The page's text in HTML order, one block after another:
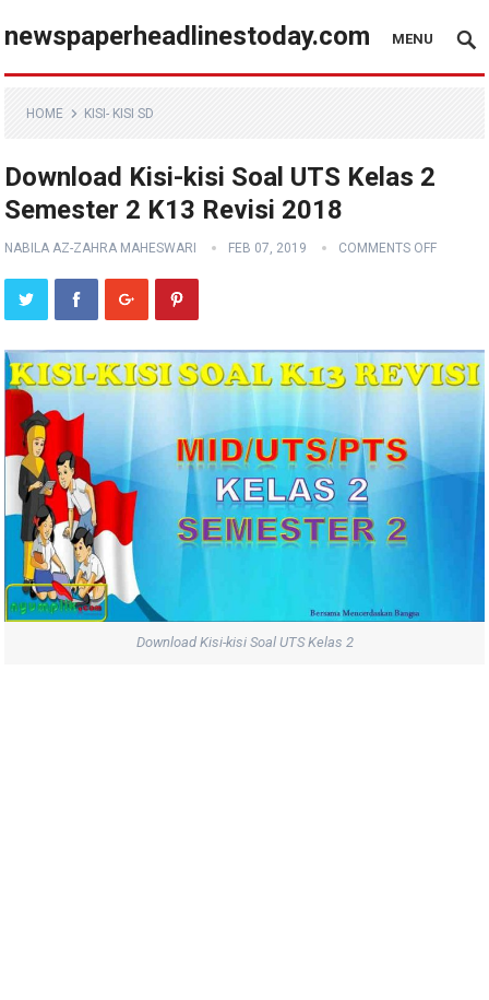
newspaperheadlinestoday.com MENU
HOME KISI- KISI SD
Download Kisi-kisi Soal UTS Kelas 2
Semester 2 K13 Revisi 2018
NABILA AZ-ZAHRA MAHESWARI FEB 07, 2019 COMMENTS OFF
Download Kisi-kisi Soal UTS Kelas 2